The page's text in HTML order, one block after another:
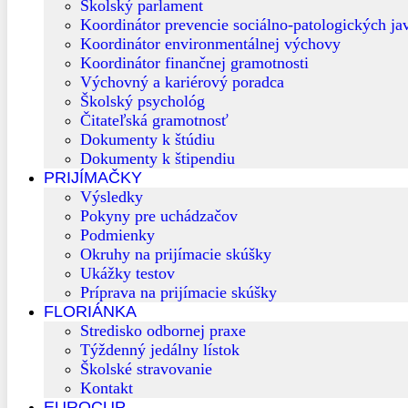
Školský parlament
Koordinátor prevencie sociálno-patologických
Koordinátor environmentálnej výchovy
Koordinátor finančnej gramotnosti
Výchovný a kariérový poradca
Školský psychológ
Čitateľská gramotnosť
Dokumenty k štúdiu
Dokumenty k štipendiu
PRIJÍMAČKY
Výsledky
Pokyny pre uchádzačov
Podmienky
Okruhy na prijímacie skúšky
Ukážky testov
Príprava na prijímacie skúšky
FLORIÁNKA
Stredisko odbornej praxe
Týždenný jedálny lístok
Školské stravovanie
Kontakt